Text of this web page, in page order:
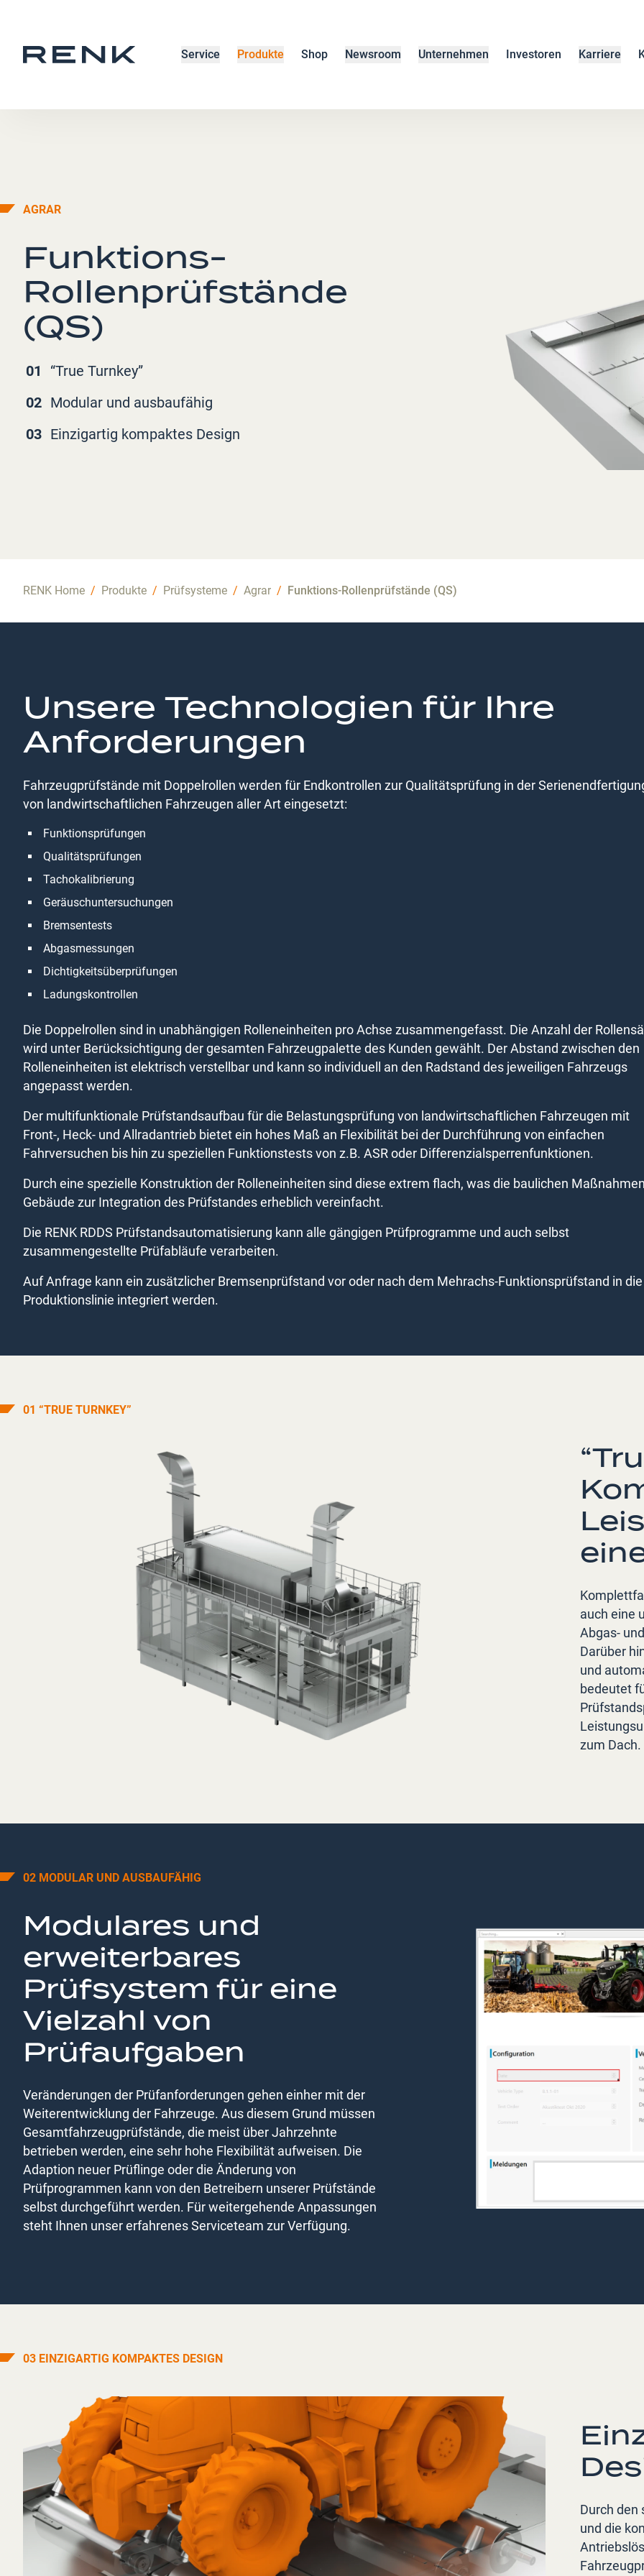
Service Produkte Shop Newsroom Unternehmen Investoren Karriere
AGRAR
Funktions-
Rollenprüfstände
(QS)
01
“True Turnkey”
02 Modular und ausbaufähig
03 Einzigartig kompaktes Design
RENK Home / Produkte / Prüfsysteme / Agrar / Funktions-Rollenprüfstände (QS)
Unsere Technologien für Ihre
Anforderungen
Fahrzeugprüfstände mit Doppelrollen werden für Endkontrollen zur Qualitätsprüfung in der
von landwirtschaftlichen Fahrzeugen aller Art eingesetzt:
Funktionsprüfungen
Qualitätsprüfungen
Tachokalibrierung
Geräuschuntersuchungen
Bremsentests
Abgasmessungen
Dichtigkeitsüberprüfungen
Ladungskontrollen
Die Doppelrollen sind in unabhängigen Rolleneinheiten pro Achse zusammengefasst. Die Anzahl der
wird unter Berücksichtigung der gesamten Fahrzeugpalette des Kunden gewählt. Der Abstand zwischen den
Rolleneinheiten ist elektrisch verstellbar und kann so individuell an den Radstand des jeweiligen Fahrzeugs
angepasst werden.
Der multifunktionale Prüfstandsaufbau für die Belastungsprüfung von landwirtschaftlichen Fahrzeugen mit
Front-, Heck- und Allradantrieb bietet ein hohes Maß an Flexibilität bei der Durchführung von einfachen
Fahrversuchen bis hin zu speziellen Funktionstests von z.B. ASR oder Differenzialsperrenfunktionen.
Durch eine spezielle Konstruktion der Rolleneinheiten sind diese extrem flach, was die baulichen
Gebäude zur Integration des Prüfstandes erheblich vereinfacht.
Die RENK RDDS Prüfstandsautomatisierung kann alle gängigen Prüfprogramme und auch selbst
zusammengestellte Prüfabläufe verarbeiten.
Auf Anfrage kann ein zusätzlicher Bremsenprüfstand vor oder nach dem Mehrachs-Funktionsprüfstand in die
Produktionslinie integriert werden.
01 “TRUE TURNKEY”
auch eine
Abgas-
Darüber
und
bedeutet
zum
02 MODULAR UND AUSBAUFÄHIG
Modulares und
erweiterbares
Prüfsystem für eine
Vielzahl von
Prüfaufgaben
Veränderungen der Prüfanforderungen gehen einher mit der
Weiterentwicklung der Fahrzeuge. Aus diesem Grund müssen
Gesamtfahrzeugprüfstände, die meist über Jahrzehnte
betrieben werden, eine sehr hohe Flexibilität aufweisen. Die
Adaption neuer Prüflinge oder die Änderung von
Prüfprogrammen kann von den Betreibern unserer Prüfstände
selbst durchgeführt werden. Für weitergehende Anpassungen
steht Ihnen unser erfahrenes Serviceteam zur Verfügung.
03 EINZIGARTIG KOMPAKTES DESIGN
Durch den
und die